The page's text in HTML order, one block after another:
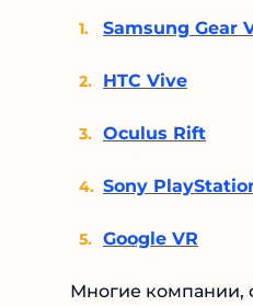
Samsung Gear
HTC Vive
Oculus Rift
Sony
Google VR
Многие компании,